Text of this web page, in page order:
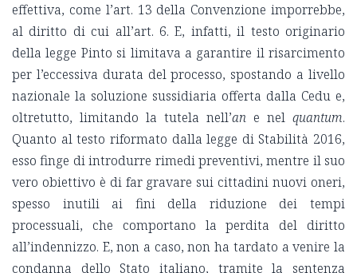
effettiva, come l’art. 13 della Convenzione imporrebbe,
al diritto di cui all’art. 6. E, infatti, il testo originario
della legge Pinto si limitava a garantire il risarcimento
per l’eccessiva durata del processo, spostando a livello
nazionale la soluzione sussidiaria offerta dalla Cedu e,
oltretutto, limitando la tutela nell’an e nel quantum.
Quanto al testo riformato dalla legge di Stabilità 2016,
esso finge di introdurre rimedi preventivi, mentre il suo
vero obiettivo è di far gravare sui cittadini nuovi oneri,
spesso inutili ai fini della riduzione dei tempi
processuali, che comportano la perdita del diritto
all’indennizzo. E, non a caso, non ha tardato a venire la
condanna dello Stato italiano, tramite la sentenza